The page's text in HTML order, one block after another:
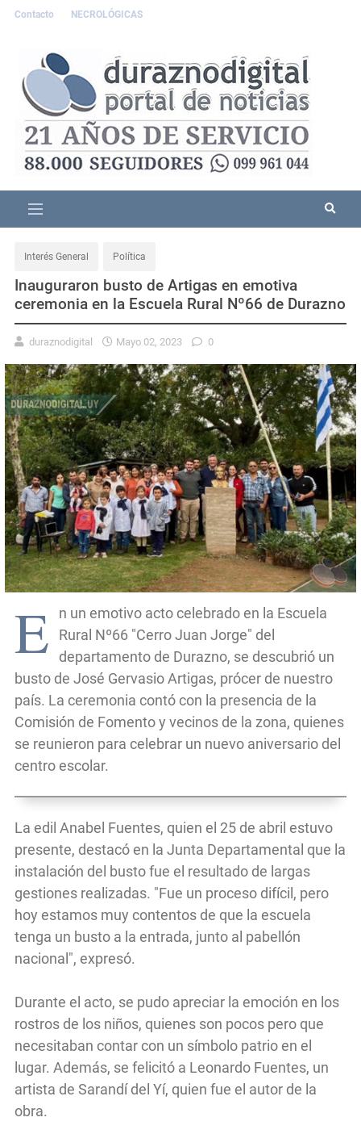
Contacto NECROLÓGICAS
Interés General Política
Inauguraron busto de Artigas en emotiva
ceremonia en la Escuela Rural Nº66 de Durazno
duraznodigital Mayo 02, 2023 0
E
n un emotivo acto celebrado en la Escuela
Rural Nº66 "Cerro Juan Jorge" del
departamento de Durazno, se descubrió un
busto de José Gervasio Artigas, prócer de nuestro
país. La ceremonia contó con la presencia de la
Comisión de Fomento y vecinos de la zona, quienes
se reunieron para celebrar un nuevo aniversario del
centro escolar.
La edil Anabel Fuentes, quien el 25 de abril estuvo
presente, destacó en la Junta Departamental que la
instalación del busto fue el resultado de largas
gestiones realizadas. "Fue un proceso difícil, pero
hoy estamos muy contentos de que la escuela
tenga un busto a la entrada, junto al pabellón
nacional", expresó.
Durante el acto, se pudo apreciar la emoción en los
rostros de los niños, quienes son pocos pero que
necesitaban contar con un símbolo patrio en el
lugar. Además, se felicitó a Leonardo Fuentes, un
artista de Sarandí del Yí, quien fue el autor de la
obra.